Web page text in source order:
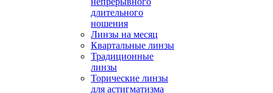
длительного
ношения
Линзы на месяц
Квартальные линзы
Традиционные
линзы
Торические линзы
для астигматизма